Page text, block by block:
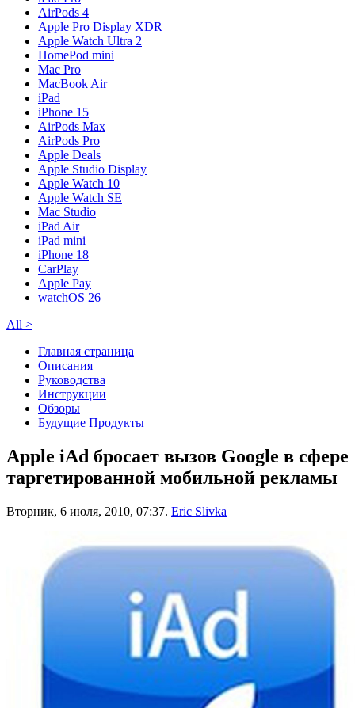
AirPods 4
Apple Pro Display XDR
Apple Watch Ultra 2
HomePod mini
Mac Pro
MacBook Air
iPad
iPhone 15
AirPods Max
AirPods Pro
Apple Deals
Apple Studio Display
Apple Watch 10
Apple Watch SE
Mac Studio
iPad Air
iPad mini
iPhone 18
CarPlay
Apple Pay
watchOS 26
All >
Главная страница
Описания
Руководства
Инструкции
Обзоры
Будущие Продукты
Apple iAd бросает вызов Google в сфере
таргетированной мобильной рекламы
Вторник, 6 июля, 2010, 07:37. Eric Slivka